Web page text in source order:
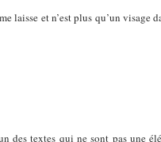
laisse et n’est plus qu’un visage
des textes qui ne sont pas une